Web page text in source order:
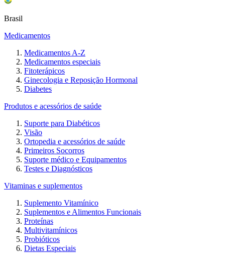
Brasil
Medicamentos
Medicamentos A-Z
Medicamentos especiais
Fitoterápicos
Ginecologia e Reposição Hormonal
Diabetes
Produtos e acessórios de saúde
Suporte para Diabéticos
Visão
Ortopedia e acessórios de saúde
Primeiros Socorros
Suporte médico e Equipamentos
Testes e Diagnósticos
Vitaminas e suplementos
Suplemento Vitamínico
Suplementos e Alimentos Funcionais
Proteínas
Multivitamínicos
Probióticos
Dietas Especiais